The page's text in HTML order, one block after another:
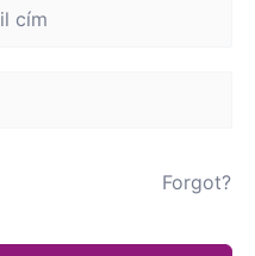
Forgot?